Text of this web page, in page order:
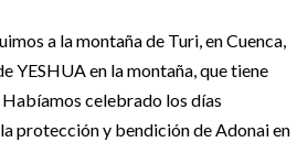
a la montaña de Turi, en Cuenca,
YESHUA en la montaña, que tiene
celebrado los días
protección y bendición de Adonai en